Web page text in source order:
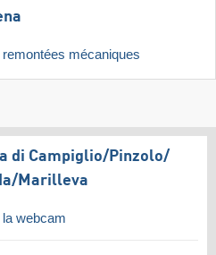
mécaniques
di Campiglio/​Pinzolo/​
​Marilleva
webcam